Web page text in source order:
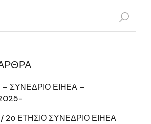
ΣΥΝΕΔΡΙΟ ΕΙΗΕΑ –
2ο ΕΤΗΣΙΟ ΣΥΝΕΔΡΙΟ ΕΙΗΕΑ